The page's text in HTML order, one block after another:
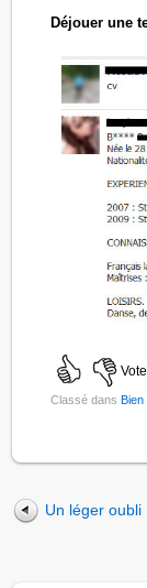
Déjouer une
Classé dansBien
Un léger oubli